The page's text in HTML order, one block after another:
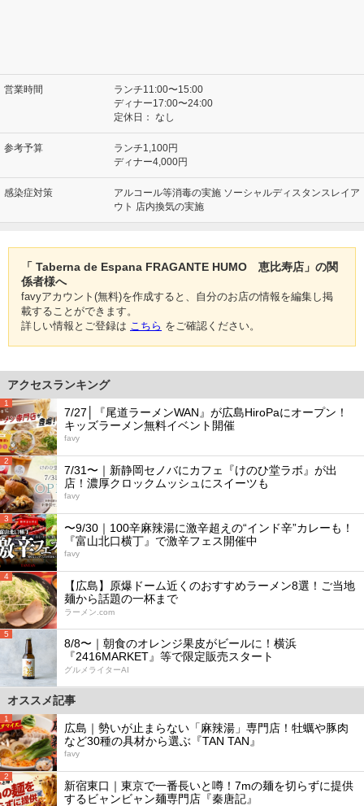
営業時間
ランチ11:00〜15:00
ディナー17:00〜24:00
定休日： なし
参考予算
ランチ1,100円
ディナー4,000円
感染症対策
アルコール等消毒の実施 ソーシャルディスタンスレイア
ウト 店内換気の実施
「 Taberna de Espana FRAGANTE HUMO 恵比寿店」の関
係者様へ
favyアカウント(無料)を作成すると、自分のお店の情報を編集し掲
載することができます。
詳しい情報とご登録は こちら をご確認ください。
アクセスランキング
1
7/27│『尾道ラーメンWAN』が広島HiroPaにオープン！
キッズラーメン無料イベント開催
favy
2
7/31〜｜新静岡セノバにカフェ『けのひ堂ラボ』が出
店！濃厚クロックムッシュにスイーツも
favy
3
〜9/30｜100辛麻辣湯に激辛超えの“インド辛”カレーも！
『富山北口横丁』で激辛フェス開催中
favy
4
【広島】原爆ドーム近くのおすすめラーメン8選！ご当地
麺から話題の一杯まで
ラーメン.com
5
8/8〜｜朝食のオレンジ果皮がビールに！横浜
『2416MARKET』等で限定販売スタート
グルメライターAI
オススメ記事
1
広島｜勢いが止まらない「麻辣湯」専門店！牡蠣や豚肉
など30種の具材から選ぶ『TAN TAN』
favy
2
新宿東口｜東京で一番長いと噂！7mの麺を切らずに提供
するビャンビャン麺専門店『秦唐記』